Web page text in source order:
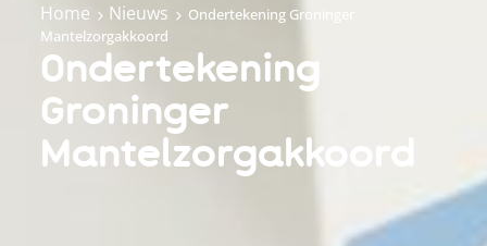
Home Nieuws
Ondertekening Groninger
Mantelzorgakkoord
Ondertekening
Groninger
Mantelzorgakkoord